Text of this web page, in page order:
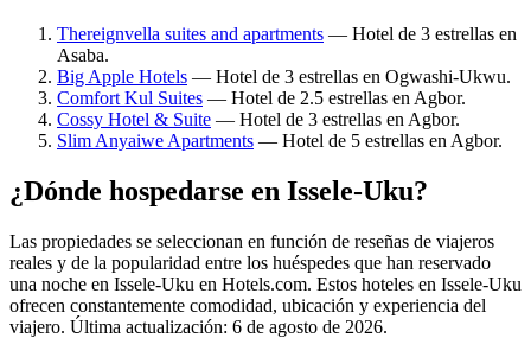
Thereignvella suites and apartments — Hotel de 3 estrellas en
Asaba.
Big Apple Hotels — Hotel de 3 estrellas en Ogwashi-Ukwu.
Comfort Kul Suites — Hotel de 2.5 estrellas en Agbor.
Cossy Hotel & Suite — Hotel de 3 estrellas en Agbor.
Slim Anyaiwe Apartments — Hotel de 5 estrellas en Agbor.
¿Dónde hospedarse en Issele-Uku?
Las propiedades se seleccionan en función de reseñas de viajeros
reales y de la popularidad entre los huéspedes que han reservado
una noche en Issele-Uku en Hotels.com. Estos hoteles en Issele-Uku
ofrecen constantemente comodidad, ubicación y experiencia del
viajero. Última actualización: 6 de agosto de 2026.